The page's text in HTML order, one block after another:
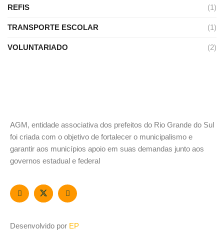
REFIS (1)
TRANSPORTE ESCOLAR (1)
VOLUNTARIADO (2)
AGM, entidade associativa dos prefeitos do Rio Grande do Sul
foi criada com o objetivo de fortalecer o municipalismo e
garantir aos municípios apoio em suas demandas junto aos
governos estadual e federal
Desenvolvido por EP